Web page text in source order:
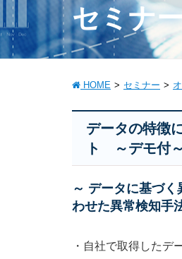
セミナ
HOME セミナー
データの特徴
ト ～デモ付
～ データに基づ
わせた異常検知手
・自社で取得したデ